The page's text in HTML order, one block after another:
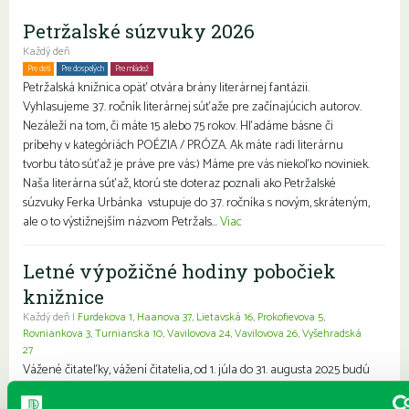
Petržalské súzvuky 2026
Každý deň
Pre deti Pre dospelých Pre mládež
Petržalská knižnica opäť otvára brány literárnej fantázii.
Vyhlasujeme 37. ročník literárnej súťaže pre začínajúcich autorov.
Nezáleží na tom, či máte 15 alebo 75 rokov. Hľadáme básne či
príbehy v kategóriách POÉZIA / PRÓZA. Ak máte radi literárnu
tvorbu táto súťaž je práve pre vás:) Máme pre vás niekoľko noviniek.
Naša literárna súťaž, ktorú ste doteraz poznali ako Petržalské
súzvuky Ferka Urbánka vstupuje do 37. ročníka s novým, skráteným,
ale o to výstižnejším názvom Petržals...Viac
Letné výpožičné hodiny pobočiek
knižnice
Každý deň | Furdekova 1, Haanova 37, Lietavská 16, Prokofievova 5,
Rovniankova 3,Turnianska 10,Vavilovova 24,Vavilovova 26,Vyšehradská
27
Vážené čitateľky, vážení čitatelia, od 1. júla do 31. augusta 2025 budú